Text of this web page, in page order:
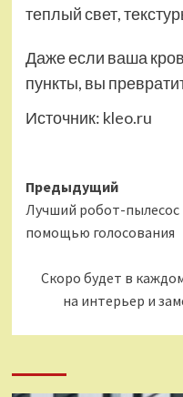
теплый свет,
Даже если ваша
пункты, вы
Источник: kleo.ru
Навигация
записи
Предыдущий
Лучший робот-пылесос
помощью голосования
Скоро будет в
на интерьер и